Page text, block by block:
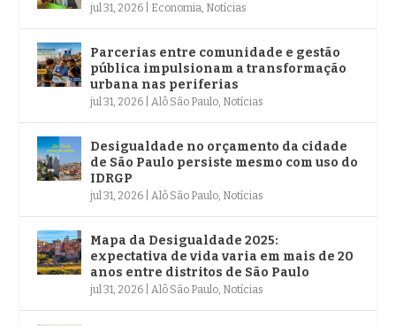
jul 31, 2026 Economia, Notícias
Parcerias entre comunidade e gestão
pública impulsionam a transformação
urbana nas periferias
jul 31, 2026 |Alô São Paulo, Notícias
Desigualdade no orçamento da cidade
de São Paulo persiste mesmo com uso do
IDRGP
jul 31, 2026 |Alô São Paulo, Notícias
Mapa da Desigualdade 2025:
expectativa de vida varia em mais de 20
anos entre distritos de São Paulo
jul 31, 2026 |Alô São Paulo, Notícias